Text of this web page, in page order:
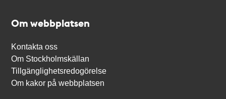
Om webbplatsen
Kontakta oss
Om Stockholmskällan
Tillgänglighetsredogörelse
Om kakor på webbplatsen